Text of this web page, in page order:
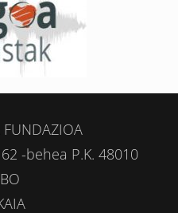
FUNDAZIOA
-behea P.K. 48010